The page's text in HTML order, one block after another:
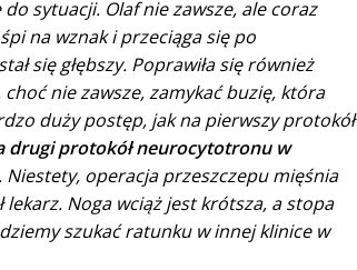
sytuacji. Olaf nie zawsze, ale coraz
na wznak i przeciąga się po
się głębszy. Poprawiła się również
nie zawsze, zamykać buzię, która
duży postęp, jak na pierwszy protokół
drugi protokół neurocytotronu w
Niestety, operacja przeszczepu mięśnia
lekarz. Noga wciąż jest krótsza, a stopa
szukać ratunku w innej klinice w